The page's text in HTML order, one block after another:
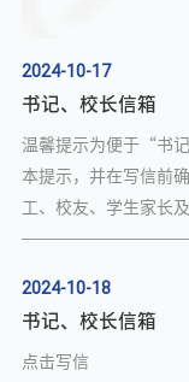
2024-10-17
书记、校长信箱
温馨提示为便于“书
本提示，并在写信前
工、校友、学生家长
过“书记校长信箱”向
真实性负责，并写清
决的问题和诉求。四
2024-10-18
书记、校长信箱
点击写信